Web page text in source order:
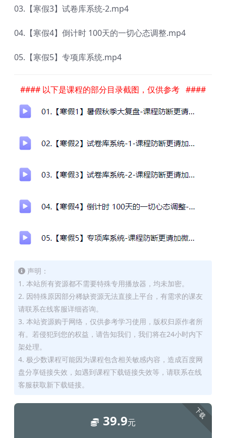
03.【寒假3️】试卷库系统-2.mp4
04.【寒假4】倒计时 100天的一切心态调整.mp4
05.【寒假5️】专项库系统.mp4
#### 以下是课程的部分目录截图，仅供参考 ####
声明：
1. 本站所有资源都不需要特殊专用播放器，均未加密。
2. 因特殊原因部分稀缺资源无法直接上平台，有需求的课友
请联系在线客服详细咨询。
3. 本站资源购于网络，仅供参考学习使用，版权归原作者所
有。若侵犯到您的权益，请告知我们，我们将在24小时内下
架处理。
4. 极少数课程可能因为课程包含相关敏感内容，造成百度网
盘分享链接失效，如遇到课程下载链接失效等，请联系在线
客服获取新下载链接。
下载
39.9元